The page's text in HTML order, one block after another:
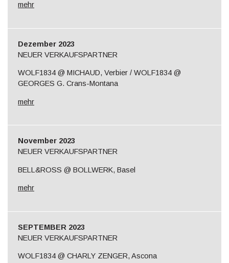
mehr
Dezember 2023
NEUER VERKAUFSPARTNER
WOLF1834 @ MICHAUD, Verbier / WOLF1834 @
GEORGES G. Crans-Montana
mehr
November 2023
NEUER VERKAUFSPARTNER
BELL&ROSS @ BOLLWERK, Basel
mehr
SEPTEMBER 2023
NEUER VERKAUFSPARTNER
WOLF1834 @ CHARLY ZENGER, Ascona